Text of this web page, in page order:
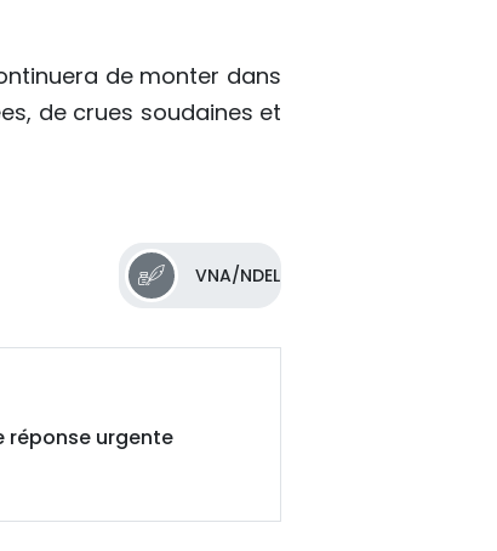
de monter dans
de crues soudaines et
VNA/NDEL
réponse urgente